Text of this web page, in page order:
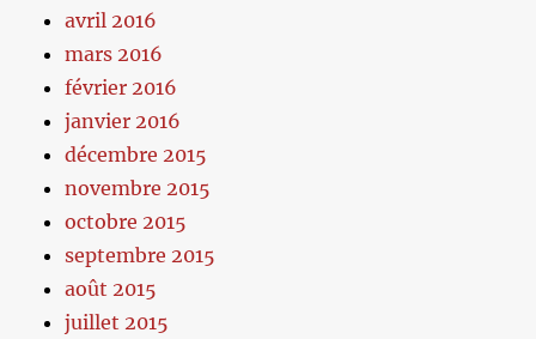
avril 2016
mars 2016
février 2016
janvier 2016
décembre 2015
novembre 2015
octobre 2015
septembre 2015
août 2015
juillet 2015